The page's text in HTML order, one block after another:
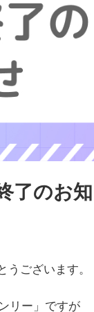
了のお
ございます。
リー」ですが